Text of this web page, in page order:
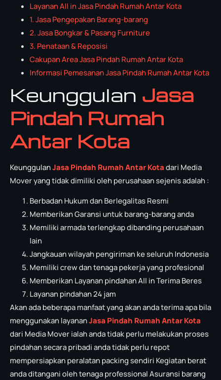
Layanan All in Jasa Pindah Rumah Antar Kota
1. Jasa Pengepakan Barang-barang
2. Jasa Bongkar & Pasang Furniture
3. Penataan & Reposisi
Cakupan Area Jasa Pindah Rumah Antar Kota
Informasi Pemesanan Jasa Pindah Rumah Antar Kota
Keunggulan Jasa
Pindah Rumah
Antar Kota
KeunggulanJasa Pindah Rumah Antar Kotadari Media
Mover yang tidak dimiliki oleh perusahaan sejenis adalah :
Berbadan Hukum dan Berlegalitas Resmi
Memberikan Garansi untuk barang-barang anda
Memiliki armada terlengkap dibanding perusahaan
lain
Jangkauan wilayah pengiriman ke seluruh Indonesia
Memiliki crew dan tenaga pekerja yang profesional
Memberikan Layanan pindahan All in Terima Beres
Layanan pindahan 24 jam
Akan ada beberapa manfaat yang akan anda terima apa bila
menggunakan layananJasa Pindah Rumah Antar Kota
dari Media Mover ialah anda tidak perlu melakukan proses
pindahan secara pribadi anda tidak perlu repot
mempersiapkan peralatan packing sendiri Kegiatan berat
anda ditangani oleh tenaga professional Asuransi barang